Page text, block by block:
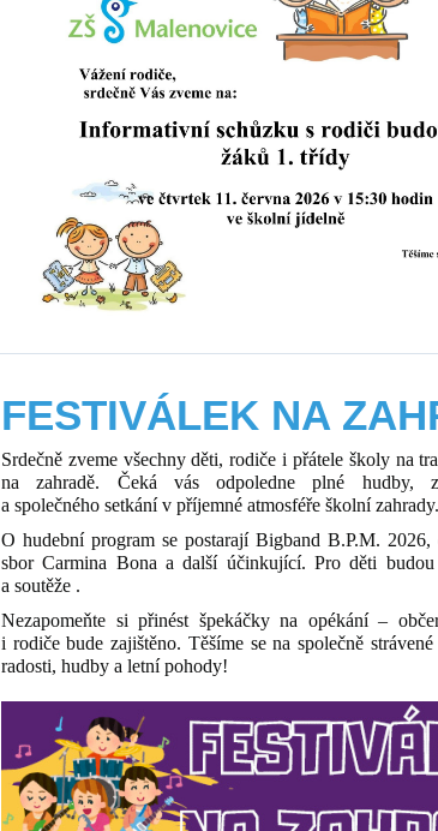
FESTIVÁLEK NA
Srdečně zveme všechny děti, rodiče i přátele školy na
na zahradě. Čeká vás odpoledne plné hudby,
a společného setkání v příjemné atmosféře školní zahrady.
O hudební program se postarají Bigband B.P.M. 2026,
sbor Carmina Bona a další účinkující. Pro děti
a soutěže .
Nezapomeňte si přinést špekáčky na opékání –
i rodiče bude zajištěno. Těšíme se na společně
radosti, hudby a letní pohody!